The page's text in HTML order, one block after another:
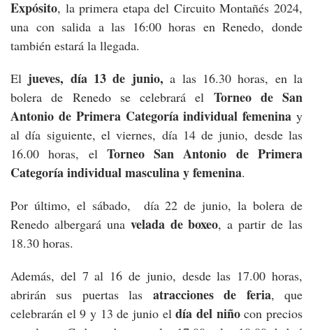
Expósito, la primera etapa del Circuito Montañés 2024,
una con salida a las 16:00 horas en Renedo, donde
también estará la llegada.
El jueves, día 13 de junio, a las 16.30 horas, en la
bolera de Renedo se celebrará el Torneo de San
Antonio de Primera Categoría individual femenina y
al día siguiente, el viernes, día 14 de junio, desde las
16.00 horas, el Torneo San Antonio de Primera
Categoría individual masculina y femenina.
Por último, el sábado, día 22 de junio, la bolera de
Renedo albergará una velada de boxeo, a partir de las
18.30 horas.
Además, del 7 al 16 de junio, desde las 17.00 horas,
abrirán sus puertas las atracciones de feria, que
celebrarán el 9 y 13 de junio eldía del niñocon precios